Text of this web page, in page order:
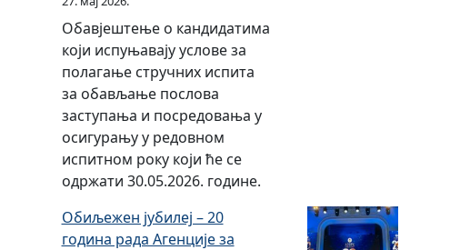
Обавјештење о кандидатима
који испуњавају услове за
полагање стручних испита
за обављање послова
заступања и посредовања у
осигурању у редовном
испитном року који ће се
одржати 30.05.2026. године.
Обиљежен јубилеј – 20
година рада Агенције за